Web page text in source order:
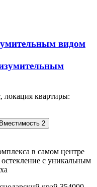
видом
локация квартиры:
Вместимость 2
в самом центре
с уникальным